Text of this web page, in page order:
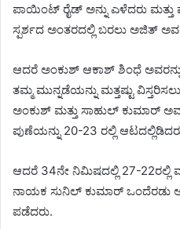
ಪಾಯಿಂಟ್ ರೈಡ್ ಅನ್ನು ಎಳೆದರು ಮತ್ತು
ಸ್ಪರ್ಶದ ಅಂತರದಲ್ಲಿ ಬರಲು ಅಜಿತ್
ಆದರೆ ಅಂಕುಶ್ ಆಕಾಶ್ ಶಿಂಧೆ
ತಮ್ಮ ಮುನ್ನಡೆಯನ್ನು ಮತ್ತಷ್ಟು
ಅಂಕುಶ್ ಮತ್ತು ಸಾಹುಲ್ ಕುಮಾರ್
ಪುಣೆಯನ್ನು 20-23 ರಲ್ಲಿ
ಆದರೆ 34ನೇ ನಿಮಿಷದಲ್ಲಿ 27-22ರಲ್ಲಿ
ನಾಯಕ ಸುನಿಲ್ ಕುಮಾರ್ ಒಂದೆರಡು
ಪಡೆದರು.